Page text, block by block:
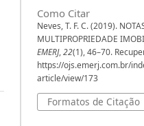
Como Citar
Neves, T. F. C. (2019).
MULTIPROPRIEDADE
EMERJ,22(1), 46–70.
https://ojs.emerj.com.br/
article/view/173
Formatos de Citação